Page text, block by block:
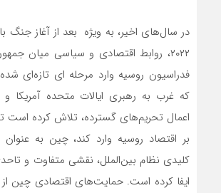
در سال‌های اخیر، به ویژه بعد از آغاز جنگ
۲۰۲۲، روابط اقتصادی و سیاسی میان
فدراسیون روسیه وارد مرحله ای تازه‌ای
که غرب به رهبری ایالات متحده آمریکا و
اعمال تحریم‌های گسترده، تلاش کرده است
بر اقتصاد روسیه وارد کند، چین به عنوان
کلیدی نظام بین‌الملل، نقشی متفاوت و
ایفا کرده است. حمایت‌های اقتصادی چین از